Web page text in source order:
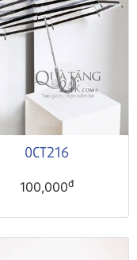
0CT216
100,000đ